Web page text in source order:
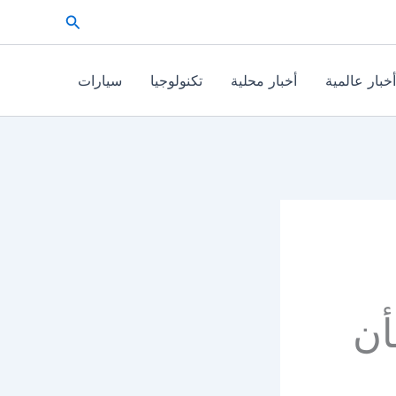
البحث
أخبار عالمية أخبار محلية تكنولوجيا سيارات